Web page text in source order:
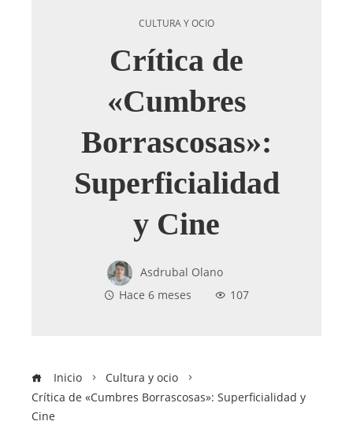
CULTURA Y OCIO
Crítica de
«Cumbres
Borrascosas»:
Superficialidad
y Cine
Asdrubal Olano
Hace 6 meses
107
Inicio
Cultura y ocio
Crítica de «Cumbres Borrascosas»: Superficialidad y
Cine